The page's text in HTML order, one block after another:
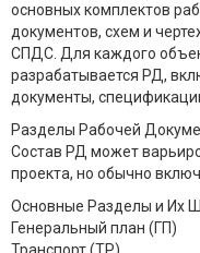
основных комплектов
документов, схем и
СПДС. Для каждого
разрабатывается РД,
документы,
Разделы Рабочей
Состав РД может
проекта, но обычно
Основные Разделы и Их
Генеральный план (ГП)